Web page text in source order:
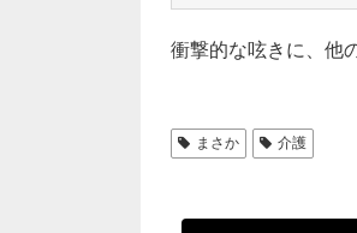
衝撃的な呟きに、他
まさか 介護